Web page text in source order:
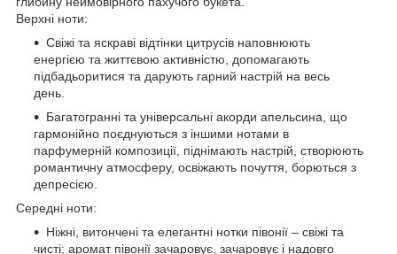
Верхні ноти:
Свіжі та яскраві відтінки цитрусів наповнюють
енергією та життєвою активністю, допомагають
підбадьоритися та дарують гарний настрій на весь
день.
Багатогранні та універсальні акорди апельсина, що
гармонійно поєднуються з іншими нотами в
парфумерній композиції, піднімають настрій, створюють
романтичну атмосферу, освіжають почуття, борються з
депресією.
Середні ноти:
Ніжні, витончені та елегантні нотки півонії – свіжі та
чисті; аромат півонії зачаровує, зачаровує і надовго